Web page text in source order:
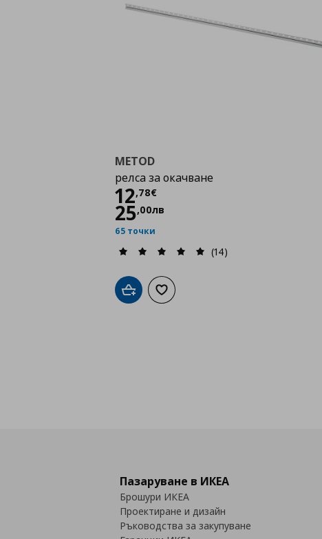
METOD
релса за окачване
12,78€
Цена
25,00лв
65 точки
(14)
Добави в кошницата
Добави към списъка с любими
Пазаруване в ИКЕА
Брошури ИКЕА
Проектиране и дизайн
Ръководства за закупуване